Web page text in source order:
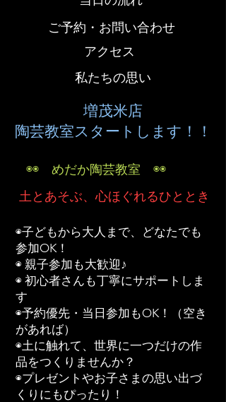
ご予約・お問い合わせ
アクセス
私たちの思い
増茂米店
陶芸教室スタートします！！
◉◉ めだか陶芸教室 ◉◉
土とあそぶ、心ほぐれるひととき
◉子どもから大人まで、どなたでも
参加OK！
◉ 親子参加も大歓迎♪
◉ 初心者さんも丁寧にサポートしま
す
◉予約優先・当日参加もOK！（空き
があれば）
◉土に触れて、世界に一つだけの作
品をつくりませんか？
◉プレゼントやお子さまの思い出づ
くりにもぴったり！